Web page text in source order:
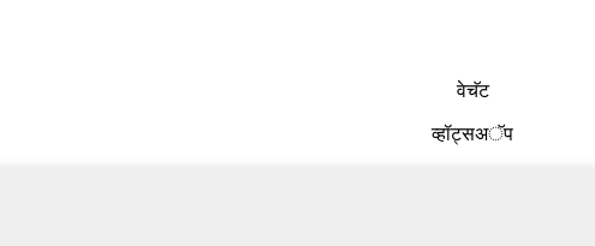
वेचॅट
व्हॉट्सअॅप